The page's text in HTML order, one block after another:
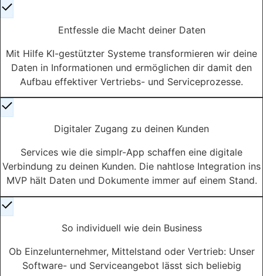
Entfessle die Macht deiner Daten
Mit Hilfe KI-gestützter Systeme transformieren wir deine
Daten in Informationen und ermöglichen dir damit den
Aufbau effektiver Vertriebs- und Serviceprozesse.
Digitaler Zugang zu deinen Kunden
Services wie die simplr-App schaffen eine digitale
Verbindung zu deinen Kunden. Die nahtlose Integration ins
MVP hält Daten und Dokumente immer auf einem Stand.
So individuell wie dein Business
Ob Einzelunternehmer, Mittelstand oder Vertrieb: Unser
Software- und Serviceangebot lässt sich beliebig